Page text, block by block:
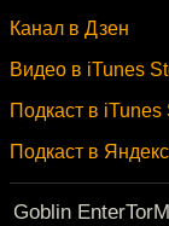
Канал в Дзен
Видео в iTunes
Подкаст в iTunes
Подкаст в
Goblin